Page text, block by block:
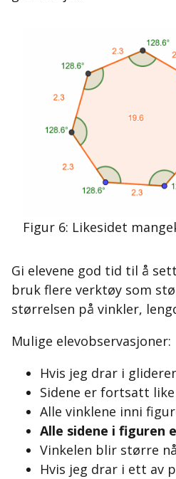
Figur 6: Likesidet
Gi elevene god tid til å
bruk flere verktøy som
størrelsen på vinkler,
Mulige elevobservasjoner:
Hvis jeg drar i
Sidene er fortsatt
Alle vinklene inni
Alle sidene i figuren
Vinkelen blir større
Hvis jeg drar i ett av